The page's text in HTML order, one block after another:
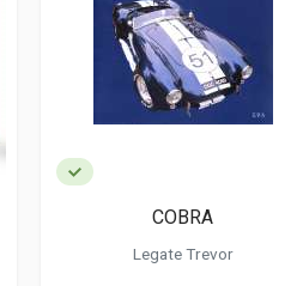
COBRA
Legate Trevor